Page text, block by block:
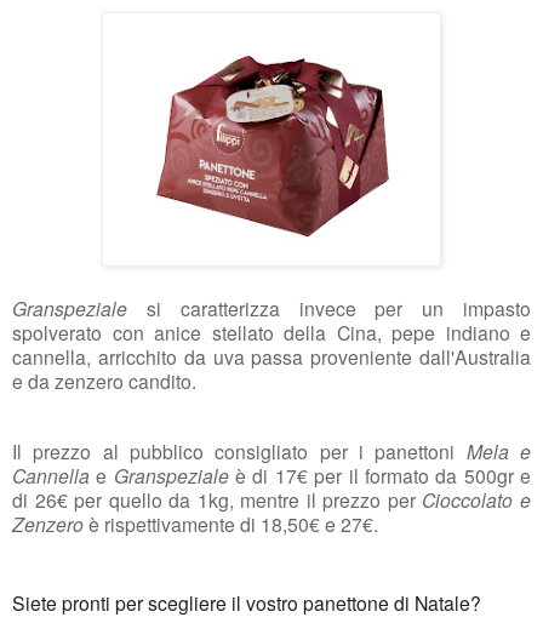
Granspeziale si caratterizza invece per un impasto
spolverato con anice stellato della Cina, pepe indiano e
cannella, arricchito da uva passa proveniente dall'Australia
e da zenzero candito.
Il prezzo al pubblico consigliato per i panettoni Mela e
Cannella e Granspezialeè di 17€ per il formato da 500gr e
di 26€ per quello da 1kg, mentre il prezzo per Cioccolato e
Zenzeroè rispettivamente di 18,50€ e 27€.
Siete pronti per scegliere il vostro panettone di Natale?